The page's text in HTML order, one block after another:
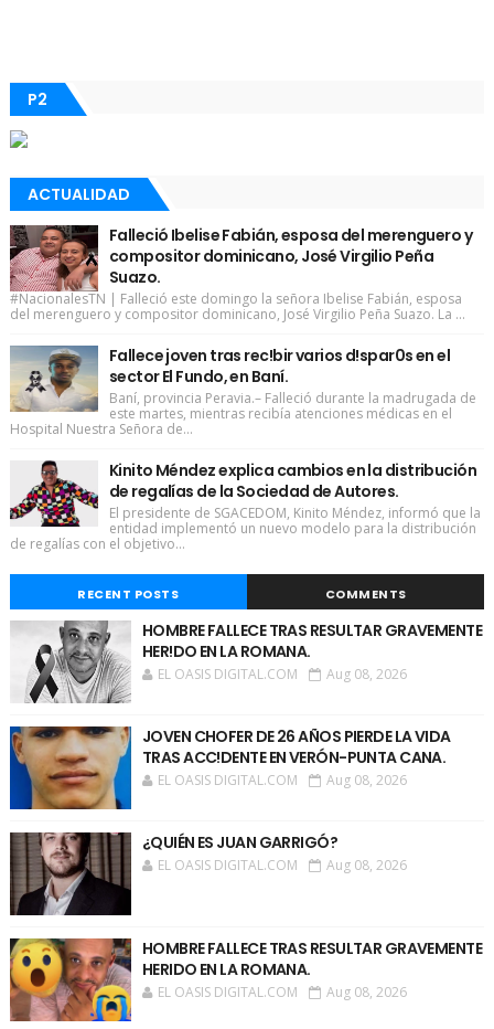
P2
ACTUALIDAD
Falleció Ibelise Fabián, esposa del merenguero y
compositor dominicano, José Virgilio Peña
Suazo.
#NacionalesTN | Falleció este domingo la señora Ibelise Fabián, esposa
del merenguero y compositor dominicano, José Virgilio Peña Suazo. La ...
Fallece joven tras rec!bir varios d!spar0s en el
sector El Fundo, en Baní.
Baní, provincia Peravia.– Falleció durante la madrugada de
este martes, mientras recibía atenciones médicas en el
Hospital Nuestra Señora de...
Kinito Méndez explica cambios en la distribución
de regalías de la Sociedad de Autores.
El presidente de SGACEDOM, Kinito Méndez, informó que la
entidad implementó un nuevo modelo para la distribución
de regalías con el objetivo...
RECENT POSTS COMMENTS
HOMBRE FALLECE TRAS RESULTAR GRAVEMENTE
HER!DO EN LA ROMANA.
EL OASIS DIGITAL.COM Aug 08, 2026
JOVEN CHOFER DE 26 AÑOS PIERDE LA VIDA
TRAS ACC!DENTE EN VERÓN-PUNTA CANA.
EL OASIS DIGITAL.COM Aug 08, 2026
¿QUIÉN ES JUAN GARRIGÓ?
EL OASIS DIGITAL.COM Aug 08, 2026
HOMBRE FALLECE TRAS RESULTAR GRAVEMENTE
HERIDO EN LA ROMANA.
EL OASIS DIGITAL.COM Aug 08, 2026